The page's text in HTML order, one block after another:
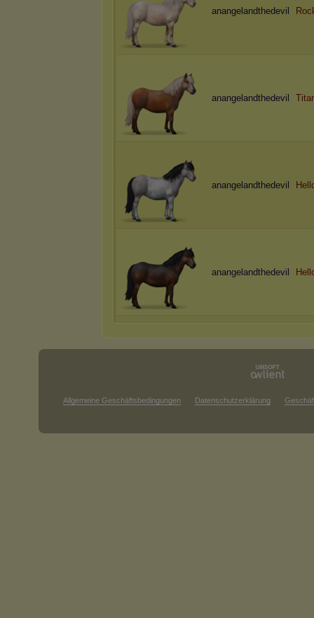
anangelandthedevil
anangelandthedevil
anangelandthedevil
anangelandthedevil
Allgemeine Geschäftsbedingungen Datenschutzerklärung